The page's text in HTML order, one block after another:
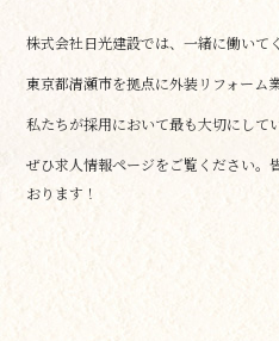
株式会社日光建設では、一緒に働いて
東京都清瀬市を拠点に外装リフォーム
私たちが採用において最も大切にして
ぜひ求人情報ページをご覧ください。
おります！